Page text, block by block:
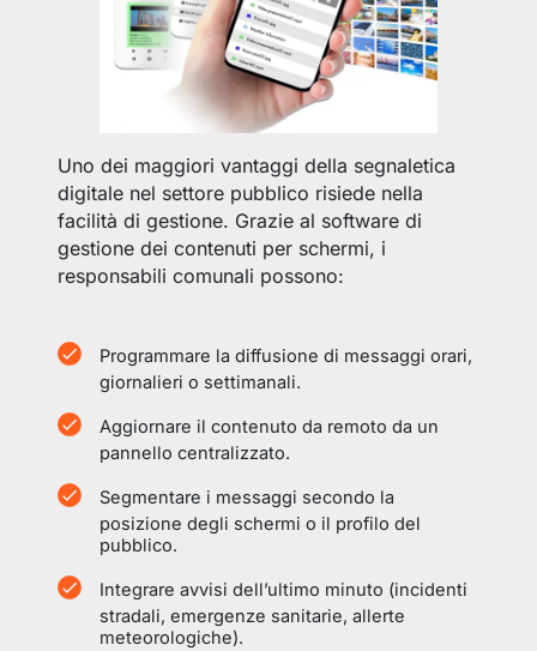
Uno dei maggiori vantaggi della segnaletica
digitale nel settore pubblico risiede nella
facilità di gestione. Grazie al software di
gestione dei contenuti per schermi, i
responsabili comunali possono:
Programmare la diffusione di messaggi orari,
giornalieri o settimanali.
Aggiornare il contenuto da remoto da un
pannello centralizzato.
Segmentare i messaggi secondo la
posizione degli schermi o il profilo del
pubblico.
Integrare avvisi dell’ultimo minuto (incidenti
stradali, emergenze sanitarie, allerte
meteorologiche).